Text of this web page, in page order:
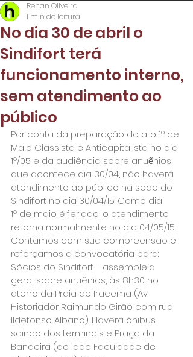
No dia 30 de abril o
Sindifort terá
funcionamento interno,
sem atendimento ao
público
Renan Oliveira
1 min de leitura
Por conta da preparação do ato 1º de
Maio Classista e Anticapitalista no dia
1º/05 e da audiência sobre anuẽnios
que acontece dia 30/04, não haverá
atendimento ao público na sede do
Sindifort no dia 30/04/15. Como dia
1º de maio é feriado, o atendimento
retorna normalmente no dia 04/05/15.
Contamos com sua compreensão e
reforçamos a convocatória para:
Sócios do Sindifort - assembleia
geral sobre anuênios, às 8h30 no
aterro da Praia de Iracema (Av.
Historiador Raimundo Girão com rua
Ildefonso Albano). Haverá ônibus
saindo dos terminais e Praça da
Bandeira (ao lado Faculdade de